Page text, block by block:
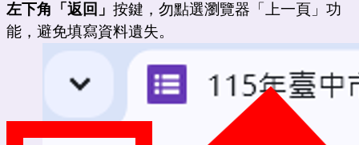
左下角「返回」 按鍵，勿點選瀏覽器「上一頁」功
能，避免填寫資料遺失。